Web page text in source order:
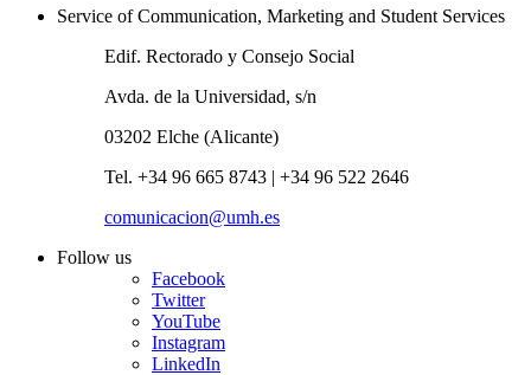
Service of Communication, Marketing and Student Services
Edif. Rectorado y Consejo Social
Avda. de la Universidad, s/n
03202 Elche (Alicante)
Tel. +34 96 665 8743 | +34 96 522 2646
comunicacion@umh.es
Follow us
Facebook
Twitter
YouTube
Instagram
LinkedIn